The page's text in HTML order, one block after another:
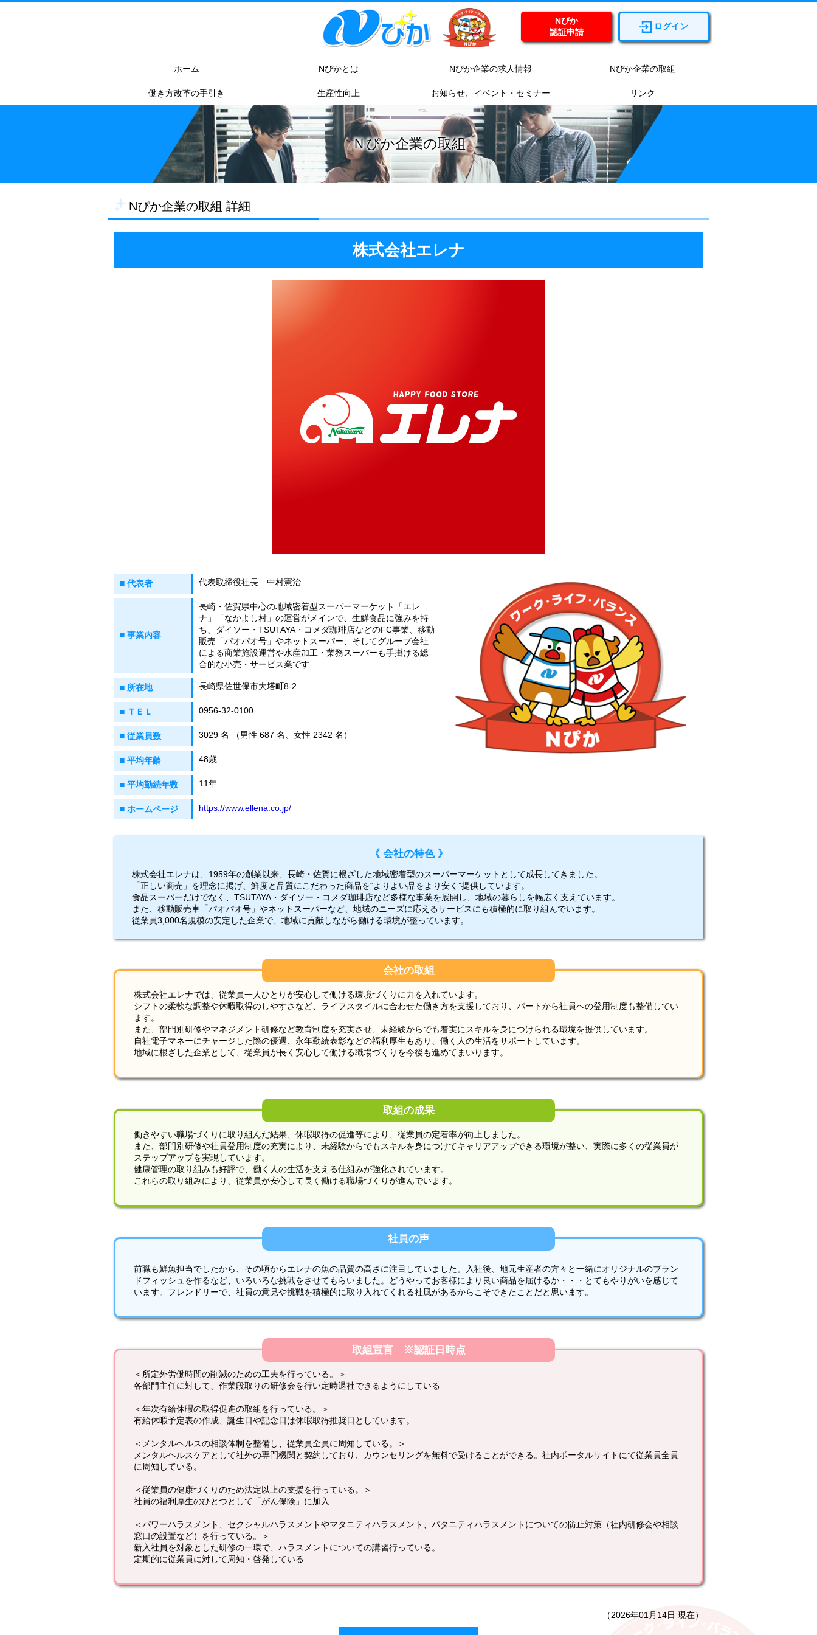
Nぴか
認証申請
ログイン
ホーム Nぴかとは Nぴか企業の求人情報 Nぴか企業の取組
働き方改革の手引き 生産性向上 お知らせ、イベント・セミナー リンク
Ｎぴか企業の取組
Nぴか企業の取組 詳細
株式会社エレナ
■ 代表者 代表取締役社長 中村憲治
■ 事業内容
長崎・佐賀県中心の地域密着型スーパーマーケット「エレ
ナ」「なかよし村」の運営がメインで、生鮮食品に強みを持
ち、ダイソー・TSUTAYA・コメダ珈琲店などのFC事業、移動
販売「パオパオ号」やネットスーパー、そしてグループ会社
による商業施設運営や水産加工・業務スーパーも手掛ける総
合的な小売・サービス業です
■ 所在地 長崎県佐世保市大塔町8-2
■ ＴＥＬ 0956-32-0100
■ 従業員数 3029 名 （男性 687 名、女性 2342 名）
■ 平均年齢 48歳
■ 平均勤続年数 11年
■ ホームページ https://www.ellena.co.jp/
《 会社の特色 》
株式会社エレナは、1959年の創業以来、長崎・佐賀に根ざした地域密着型のスーパーマーケットとして成長してきました。
「正しい商売」を理念に掲げ、鮮度と品質にこだわった商品を“よりよい品をより安く”提供しています。
食品スーパーだけでなく、TSUTAYA・ダイソー・コメダ珈琲店など多様な事業を展開し、地域の暮らしを幅広く支えています。
また、移動販売車「パオパオ号」やネットスーパーなど、地域のニーズに応えるサービスにも積極的に取り組んでいます。
従業員3,000名規模の安定した企業で、地域に貢献しながら働ける環境が整っています。
会社の取組
株式会社エレナでは、従業員一人ひとりが安心して働ける環境づくりに力を入れています。
シフトの柔軟な調整や休暇取得のしやすさなど、ライフスタイルに合わせた働き方を支援しており、パートから社員への登用制度も整備してい
ます。
また、部門別研修やマネジメント研修など教育制度を充実させ、未経験からでも着実にスキルを身につけられる環境を提供しています。
自社電子マネーにチャージした際の優遇、永年勤続表彰などの福利厚生もあり、働く人の生活をサポートしています。
地域に根ざした企業として、従業員が長く安心して働ける職場づくりを今後も進めてまいります。
取組の成果
働きやすい職場づくりに取り組んだ結果、休暇取得の促進等により、従業員の定着率が向上しました。
また、部門別研修や社員登用制度の充実により、未経験からでもスキルを身につけてキャリアアップできる環境が整い、実際に多くの従業員が
ステップアップを実現しています。
健康管理の取り組みも好評で、働く人の生活を支える仕組みが強化されています。
これらの取り組みにより、従業員が安心して長く働ける職場づくりが進んでいます。
社員の声
前職も鮮魚担当でしたから、その頃からエレナの魚の品質の高さに注目していました。入社後、地元生産者の方々と一緒にオリジナルのブラン
ドフィッシュを作るなど、いろいろな挑戦をさせてもらいました。どうやってお客様により良い商品を届けるか・・・とてもやりがいを感じて
います。フレンドリーで、社員の意見や挑戦を積極的に取り入れてくれる社風があるからこそできたことだと思います。
取組宣言 ※認証日時点
＜所定外労働時間の削減のための工夫を行っている。＞
各部門主任に対して、作業段取りの研修会を行い定時退社できるようにしている
＜年次有給休暇の取得促進の取組を行っている。＞
有給休暇予定表の作成、誕生日や記念日は休暇取得推奨日としています。
＜メンタルヘルスの相談体制を整備し、従業員全員に周知している。＞
メンタルヘルスケアとして社外の専門機関と契約しており、カウンセリングを無料で受けることができる。社内ポータルサイトにて従業員全員
に周知している。
＜従業員の健康づくりのため法定以上の支援を行っている。＞
社員の福利厚生のひとつとして「がん保険」に加入
＜パワーハラスメント、セクシャルハラスメントやマタニティハラスメント、パタニティハラスメントについての防止対策（社内研修会や相談
窓口の設置など）を行っている。＞
新入社員を対象とした研修の一環で、ハラスメントについての講習行っている。
定期的に従業員に対して周知・啓発している
（2026年01月14日 現在）